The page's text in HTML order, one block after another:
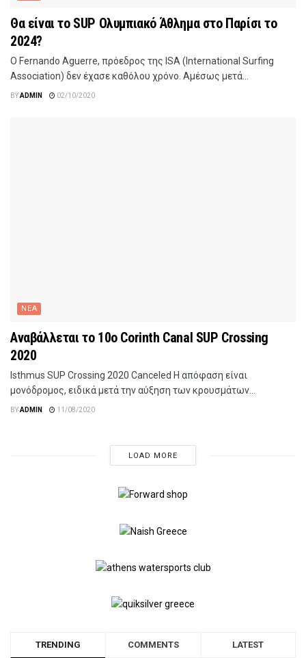
Θα είναι το SUP Ολυμπιακό Άθλημα στο Παρίσι το
2024?
Ο Fernando Aguerre, πρόεδρος της ISA (International Surfing
Association) δεν έχασε καθόλου χρόνο. Αμέσως μετά...
BYADMIN 02/10/2020
ΝΕΑ
Αναβάλλεται το 10o Corinth Canal SUP Crossing
2020
lsthmus SUP Crossing 2020 Canceled Η απόφαση είναι
μονόδρομος, ειδικά μετά την αύξηση των κρουσμάτων...
BYADMIN 11/08/2020
LOAD MORE
TRENDING COMMENTS LATEST